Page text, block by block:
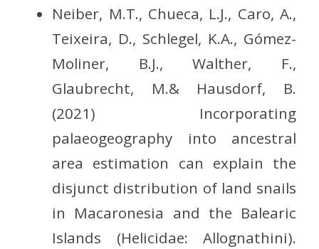
Neiber, M.T., Chueca, L.J., Caro, A.,
Teixeira, D., Schlegel, K.A., Gómez-
Moliner, B.J., Walther, F.,
Glaubrecht, M.& Hausdorf, B.
(2021) Incorporating
palaeogeography into ancestral
area estimation can explain the
disjunct distribution of land snails
in Macaronesia and the Balearic
Islands (Helicidae: Allognathini).